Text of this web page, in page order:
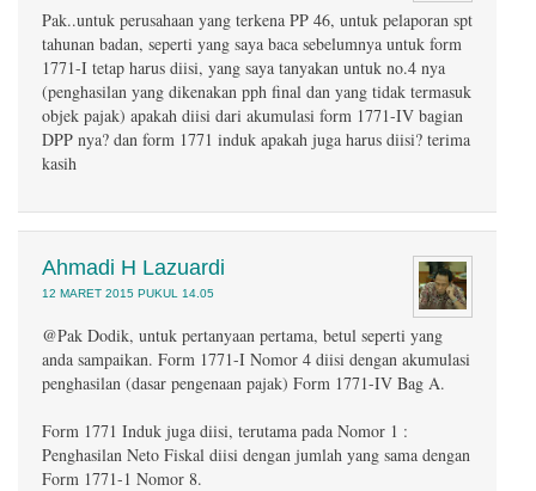
Pak..untuk perusahaan yang terkena PP 46, untuk pelaporan spt
tahunan badan, seperti yang saya baca sebelumnya untuk form
1771-I tetap harus diisi, yang saya tanyakan untuk no.4 nya
(penghasilan yang dikenakan pph final dan yang tidak termasuk
objek pajak) apakah diisi dari akumulasi form 1771-IV bagian
DPP nya? dan form 1771 induk apakah juga harus diisi? terima
kasih
Ahmadi H Lazuardi
12 MARET 2015 PUKUL 14.05
@Pak Dodik, untuk pertanyaan pertama, betul seperti yang
anda sampaikan. Form 1771-I Nomor 4 diisi dengan akumulasi
penghasilan (dasar pengenaan pajak) Form 1771-IV Bag A.
Form 1771 Induk juga diisi, terutama pada Nomor 1 :
Penghasilan Neto Fiskal diisi dengan jumlah yang sama dengan
Form 1771-1 Nomor 8.